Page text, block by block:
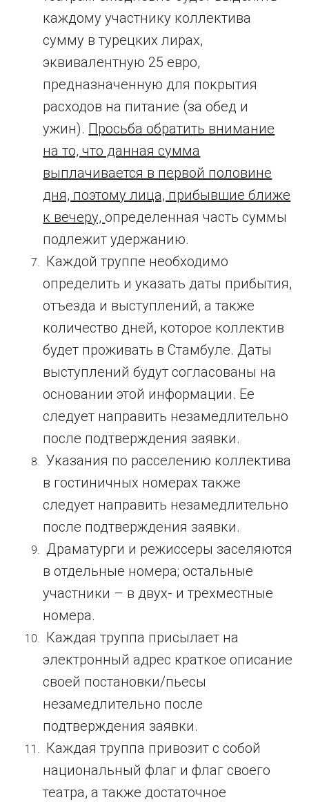
каждому участнику коллектива
сумму в турецких лирах,
эквивалентную 25 евро,
предназначенную для покрытия
расходов на питание (за обед и
ужин). Просьба обратить внимание
на то, что данная сумма
выплачивается в первой половине
дня, поэтому лица, прибывшие ближе
к вечеру,определенная часть суммы
подлежит удержанию.
Каждой труппе необходимо
определить и указать даты прибытия,
отъезда и выступлений, а также
количество дней, которое коллектив
будет проживать в Стамбуле. Даты
выступлений будут согласованы на
основании этой информации. Ее
следует направить незамедлительно
после подтверждения заявки.
Указания по расселению коллектива
в гостиничных номерах также
следует направить незамедлительно
после подтверждения заявки.
Драматурги и режиссеры заселяются
в отдельные номера; остальные
участники – в двух- и трехместные
номера.
Каждая труппа присылает на
электронный адрес краткое описание
своей постановки/пьесы
незамедлительно после
подтверждения заявки.
Каждая труппа привозит с собой
национальный флаг и флаг своего
театра, а также достаточное